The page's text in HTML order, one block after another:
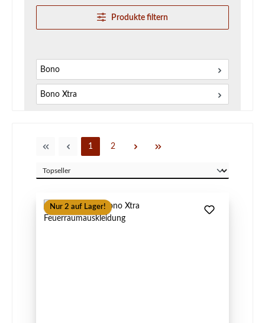
Produkte filtern
Bono
Bono Xtra
Seite
1 Seite
2
Nur 2 auf Lager!